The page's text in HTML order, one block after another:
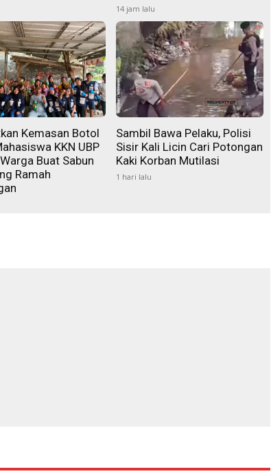
14 jam lalu
Kemasan Botol
KKN UBP
Buat Sabun
Ramah
Sambil Bawa Pelaku, Polisi
Sisir Kali Licin Cari Potongan
Kaki Korban Mutilasi
1 hari lalu